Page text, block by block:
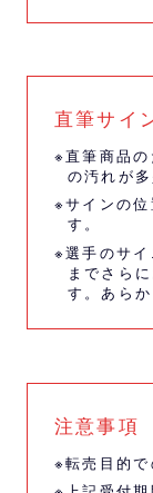
直筆サイ
※直筆商品
の汚れが
※サインの
す。
※選手のサ
までさら
す。あら
注意事項
※転売目的で